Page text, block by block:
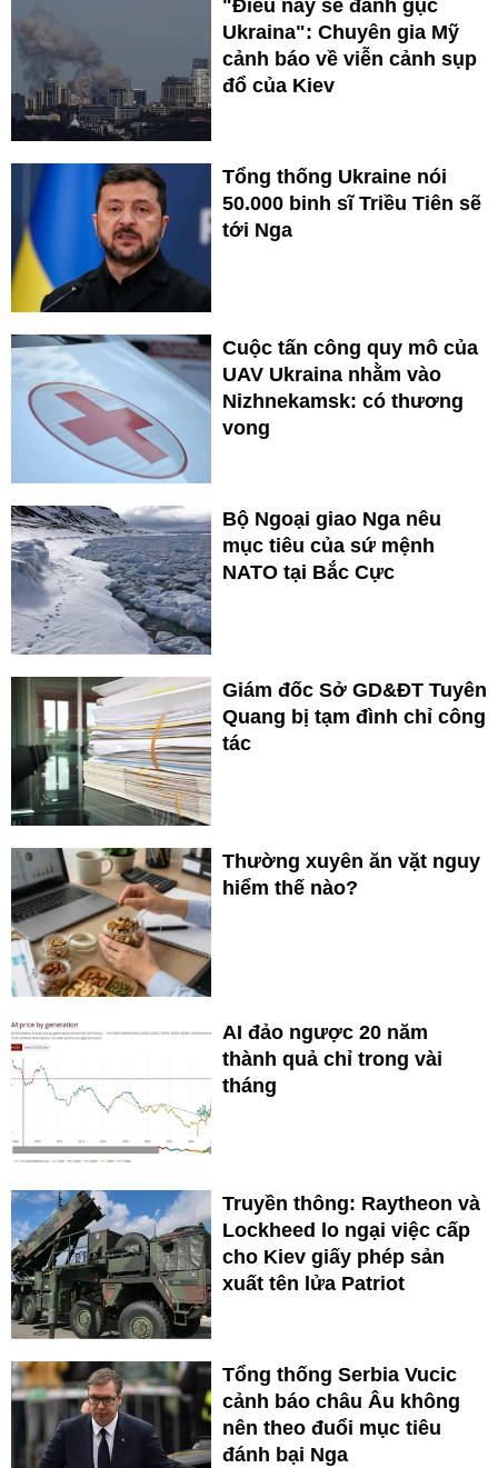
"Điều này sẽ đánh gục
Ukraina": Chuyên gia Mỹ
cảnh báo về viễn cảnh sụp
đổ của Kiev
Tổng thống Ukraine nói
50.000 binh sĩ Triều Tiên sẽ
tới Nga
Cuộc tấn công quy mô của
UAV Ukraina nhằm vào
Nizhnekamsk: có thương
vong
Bộ Ngoại giao Nga nêu
mục tiêu của sứ mệnh
NATO tại Bắc Cực
Giám đốc Sở GD&ĐT Tuyên
Quang bị tạm đình chỉ công
tác
Thường xuyên ăn vặt nguy
hiểm thế nào?
AI đảo ngược 20 năm
thành quả chỉ trong vài
tháng
Truyền thông: Raytheon và
Lockheed lo ngại việc cấp
cho Kiev giấy phép sản
xuất tên lửa Patriot
Tổng thống Serbia Vucic
cảnh báo châu Âu không
nên theo đuổi mục tiêu
đánh bại Nga